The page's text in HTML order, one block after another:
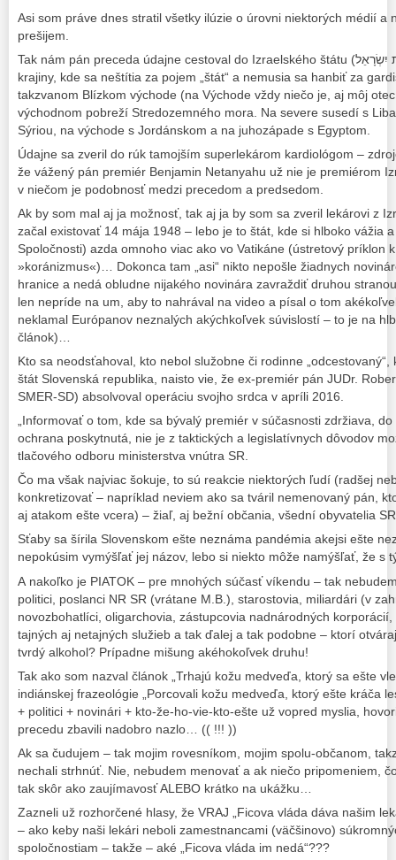
Asi som práve dnes stratil všetky ilúzie o úrovni niektorých médií a
prešijem.
Tak nám pán preceda údajne cestoval do Izraelského štátu (מְדִינַת יִשְׂרָאֵל Medinat Jisrael, do
krajiny, kde sa neštítia za pojem „štát“ a nemusia sa hanbiť za
takzvanom Blízkom východe (na Východe vždy niečo je, aj môj
východnom pobreží Stredozemného mora. Na severe susedí s
Sýriou, na východe s Jordánskom a na juhozápade s Egyptom.
Údajne sa zveril do rúk tamojším superlekárom kardiológom –
že vážený pán premiér Benjamin Netanyahu už nie je premiérom
v niečom je podobnosť medzi precedom a predsedom.
Ak by som mal aj ja možnosť, tak aj ja by som sa zveril lekárovi z
začal existovať 14 mája 1948 – lebo je to štát, kde si hlboko vážia
Spoločnosti) azda omnoho viac ako vo Vatikáne (ústretový príklon
»koránizmus«)… Dokonca tam „asi“ nikto nepošle žiadnych
hranice a nedá obludne nijakého novinára zavraždiť druhou
len nepríde na um, aby to nahrával na video a písal o tom
neklamal Európanov neznalých akýchkoľvek súvislostí – to je na
článok)…
Kto sa neodsťahoval, kto nebol služobne či rodinne
štát Slovenská republika, naisto vie, že ex-premiér pán JUDr.
SMER-SD) absolvoval operáciu svojho srdca v apríli 2016.
„Informovať o tom, kde sa bývalý premiér v súčasnosti zdržiava,
ochrana poskytnutá, nie je z taktických a legislatívnych dôvodov
tlačového odboru ministerstva vnútra SR.
Čo ma však najviac šokuje, to sú reakcie niektorých ľudí (radšej
konkretizovať – napríklad neviem ako sa tváril nemenovaný pán,
aj atakom ešte vcera) – žiaľ, aj bežní občania, všední obyvatelia
Sťaby sa šírila Slovenskom ešte neznáma pandémia akejsi ešte
nepokúsim vymýšľať jej názov, lebo si niekto môže namýšľať, že s
A nakoľko je PIATOK – pre mnohých súčasť víkendu – tak
politici, poslanci NR SR (vrátane M.B.), starostovia, miliardári (v
novozbohatlíci, oligarchovia, zástupcovia nadnárodných
tajných aj netajných služieb a tak ďalej a tak podobne – ktorí
tvrdý alkohol? Prípadne mišung akéhokoľvek druhu!
Tak ako som nazval článok „Trhajú kožu medveďa, ktorý sa ešte
indiánskej frazeológie „Porcovali kožu medveďa, ktorý ešte kráča
+ politici + novinári + kto-že-ho-vie-kto-ešte už vopred myslia,
precedu zbavili nadobro nazlo… (( !!! ))
Ak sa čudujem – tak mojim rovesníkom, mojim spolu-občanom,
nechali strhnúť. Nie, nebudem menovať a ak niečo pripomeniem,
tak skôr ako zaujímavosť ALEBO krátko na ukážku…
Zazneli už rozhorčené hlasy, že VRAJ „Ficova vláda dáva našim
– ako keby naši lekári neboli zamestnancami (väčšinovo)
spoločnostiam – takže – aké „Ficova vláda im nedá“???